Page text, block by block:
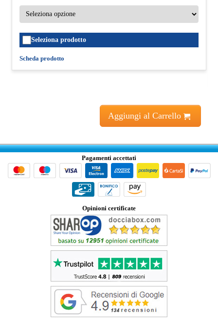
Seleziona prodotto
Scheda prodotto
Aggiungi al Carrello
Pagamenti accettati
Opinioni certificate